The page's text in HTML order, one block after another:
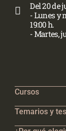
Del 20 de
- Lunes y
19:00 h.
- Martes,
Cursos
Temarios y